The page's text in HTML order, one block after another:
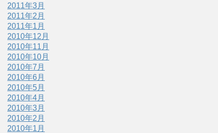
2011年3月
2011年2月
2011年1月
2010年12月
2010年11月
2010年10月
2010年7月
2010年6月
2010年5月
2010年4月
2010年3月
2010年2月
2010年1月